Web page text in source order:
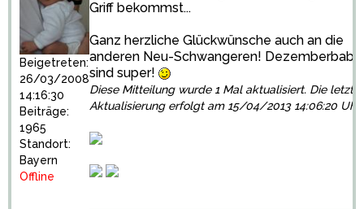
Beigetreten:
26/03/2008
14:16:30
Beiträge:
1965
Standort:
Bayern
Offline
Griff bekommst...
Ganz herzliche Glückwünsche auch an die
anderen Neu-Schwangeren!
sind super!
Diese Mitteilung wurde 1 Mal aktualisiert. Die letzte
Aktualisierung erfolgt am 15/04/2013 14:06:20 Uhr